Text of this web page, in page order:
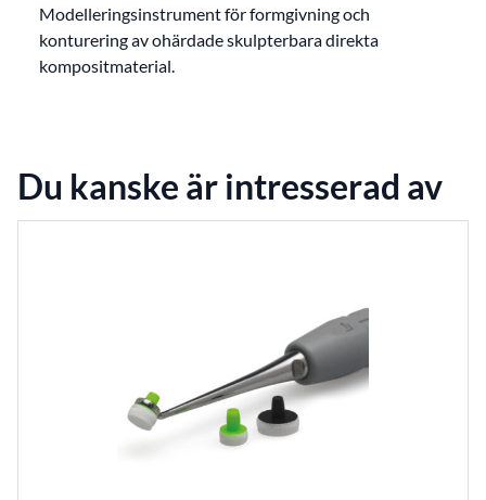
Modelleringsinstrument för formgivning och
konturering av ohärdade skulpterbara direkta
kompositmaterial.
Du kanske är intresserad av